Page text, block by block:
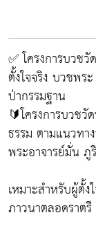
✅ โครงการบวช
ตั้งใจจริง บวชพร
ป่ากรรมฐาน
🔰โครงการบวช
ธรรม ตามแนวท
พระอาจารย์มั่น ภู
เหมาะสำหรับผู้ตั้
ภาวนาตลอดราตรี